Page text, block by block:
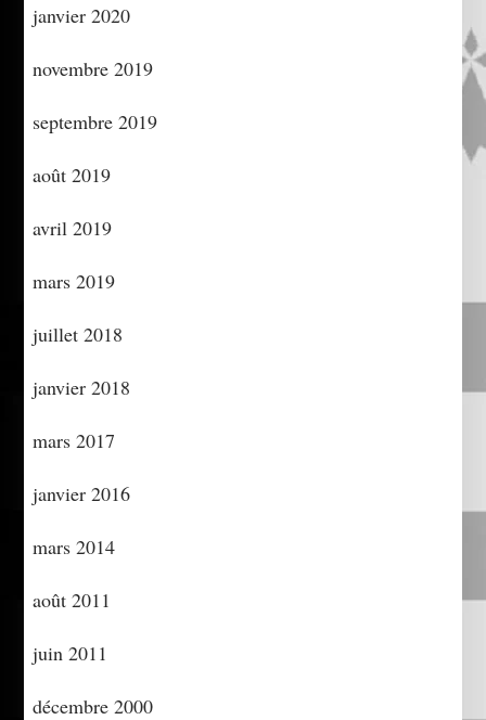
janvier 2020
novembre 2019
septembre 2019
août 2019
avril 2019
mars 2019
juillet 2018
janvier 2018
mars 2017
janvier 2016
mars 2014
août 2011
juin 2011
décembre 2000